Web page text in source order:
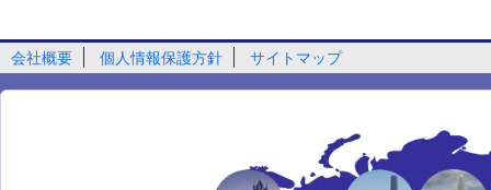
会社概要 個人情報保護方針 サイトマップ